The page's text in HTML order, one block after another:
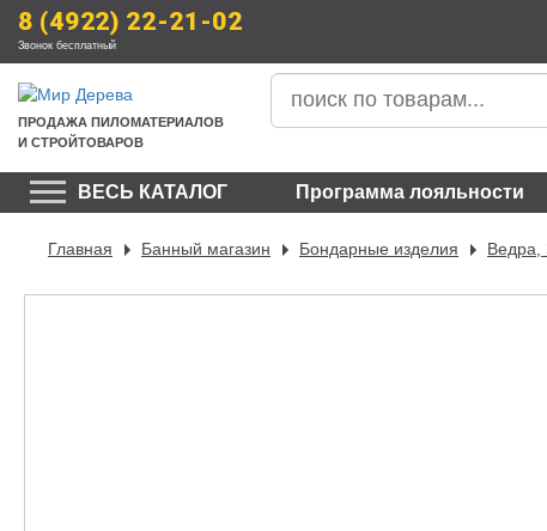
8 (4922) 22-21-02
Звонок бесплатный
ПРОДАЖА ПИЛОМАТЕРИАЛОВ
И СТРОЙТОВАРОВ
ВЕСЬ КАТАЛОГ Программа лояльности
Главная Банный магазин Бондарные изделия Ведра,